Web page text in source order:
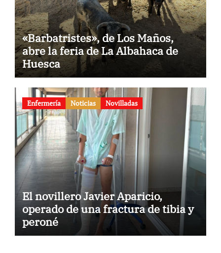
«Barbatristes», de Los Maños,
abre la feria de La Albahaca de
Huesca
Enfermería Noticias Novilladas
El novillero Javier Aparicio,
operado de una fractura de tibia y
peroné